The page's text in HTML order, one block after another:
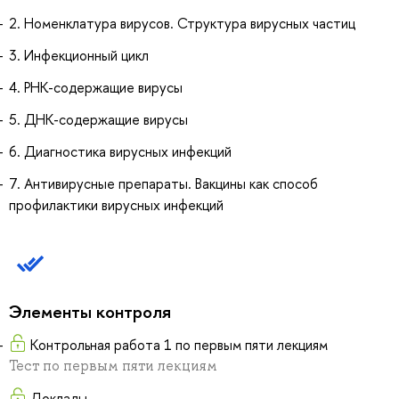
2. Номенклатура вирусов. Структура вирусных частиц
3. Инфекционный цикл
4. РНК-содержащие вирусы
5. ДНК-содержащие вирусы
6. Диагностика вирусных инфекций
7. Антивирусные препараты. Вакцины как способ
профилактики вирусных инфекций
Элементы контроля
Контрольная работа 1 по первым пяти лекциям
Тест по первым пяти лекциям